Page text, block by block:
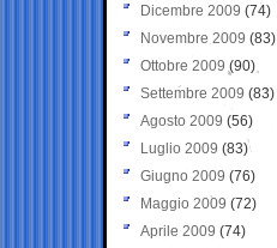
Dicembre 2009 (74)
Novembre 2009 (83)
Ottobre 2009 (90)
Settembre 2009 (83)
Agosto 2009 (56)
Luglio 2009 (83)
Giugno 2009 (76)
Maggio 2009 (72)
Aprile 2009 (74)